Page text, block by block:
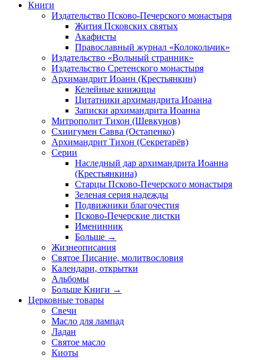
Книги
Издательство Псково-Печерского монастыря
Жития Псковских святых
Акафисты
Православный журнал «Колокольчик»
Издательство «Вольный странник»
Издательство Сретенского монастыря
Архимандрит Иоанн (Крестьянкин)
Келейные книжицы
Цитатники архимандрита Иоанна
Записки архимандрита Иоанна
Митрополит Тихон (Шевкунов)
Схиигумен Савва (Остапенко)
Архимандрит Тихон (Секретарёв)
Серии
Наследный дар архимандрита Иоанна
(Крестьянкина)
Старцы Псково-Печерского монастыря
Зеленая серия надежды
Подвижники благочестия
Псково-Печерские листки
Именинник
Больше →
Жизнеописания
Святое Писание, молитвословия
Календари, открытки
Альбомы
Больше Книги →
Церковные товары
Свечи
Масло для лампад
Ладан
Святое масло
Киоты